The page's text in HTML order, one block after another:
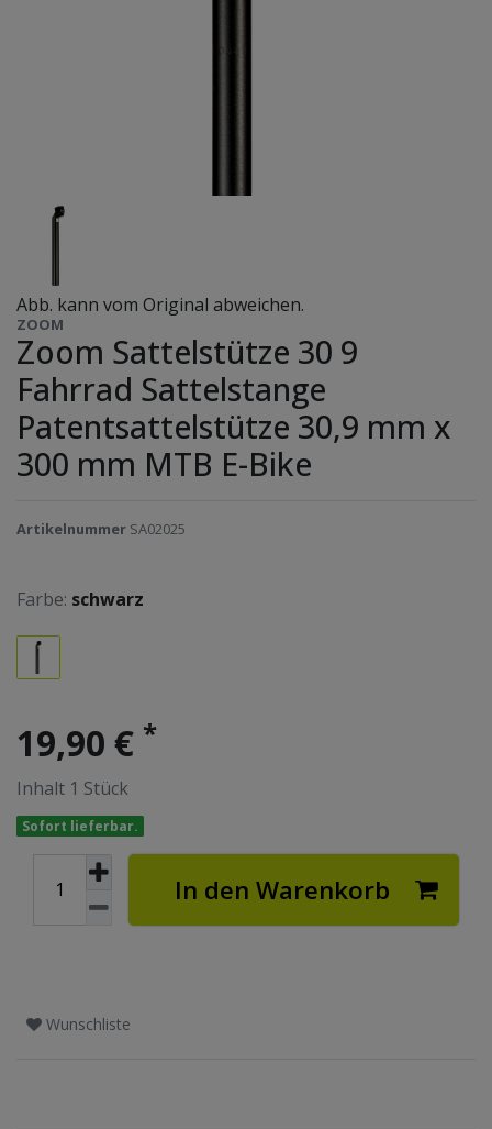
Abb. kann vom Original abweichen.
ZOOM
Zoom Sattelstütze 30 9
Fahrrad Sattelstange
Patentsattelstütze 30,9 mm x
300 mm MTB E-Bike
Artikelnummer SA02025
Farbe: schwarz
19,90 € *
Inhalt 1 Stück
Sofort lieferbar.
In den Warenkorb
Wunschliste